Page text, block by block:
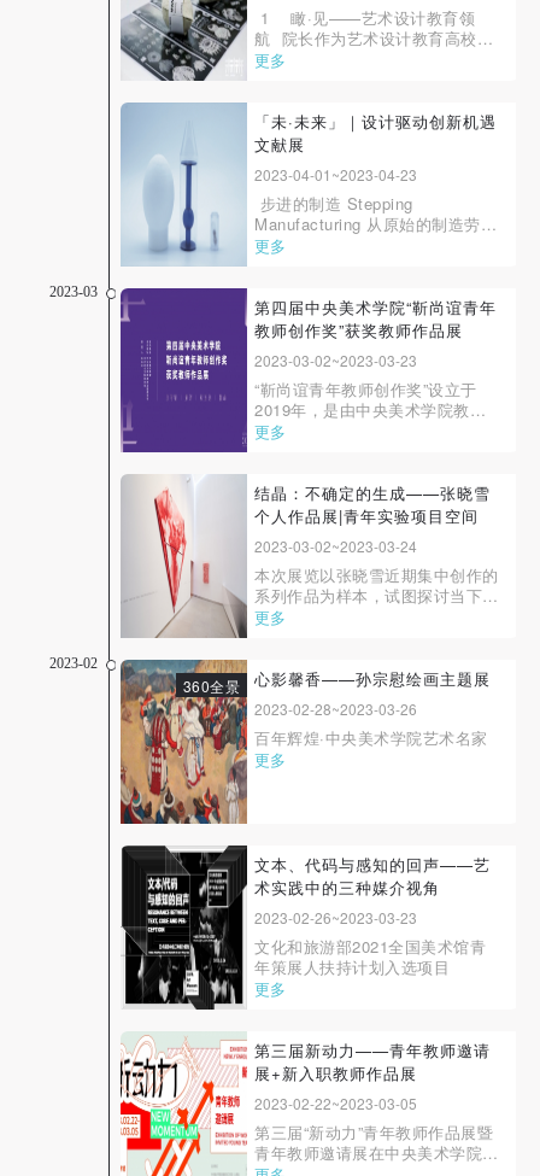
1 瞰·见——艺术设计教育领
航 院长作为艺术设计教育高校的
领航者，在世界之变、时代之变、
在启迪个体生命智慧、提高彼此心
智能量，实现更高维度的生命价值
等层面的探索...
更多
「未·未来」｜设计驱动创新机遇
文献展
2023-04-01~2023-04-23
步进的制造 Stepping
Manufacturing 从原始的制造劳动
到如今的制造业，制造连接着人的
构建物质环境成为了研究与解决问
题的一条关键路径。“步进的制
造”这一板块探索从当下制造到未
来制造的关键...
更多
2023-03
第四届中央美术学院“靳尚谊青年
教师创作奖”获奖教师作品展
2023-03-02~2023-03-23
“靳尚谊青年教师创作奖”设立于
2019年，是由中央美术学院教
授、原院长靳尚谊先生发起设立的
精品力作，促进青年教师专业能力
提升，助推学校一流师资队伍建
设。该奖项每年评选在艺术创作方
面具有突出表现的优...
更多
结晶：不确定的生成——张晓雪
个人作品展|青年实验项目空间
2023-03-02~2023-03-24
本次展览以张晓雪近期集中创作的
系列作品为样本，试图探讨当下艺
术创作中知觉图像在处理和生成过
单向建构，而是一种如德勒兹所言
客观经验、生活记忆、历史印记、
技术加工、...
更多
2023-02
360全景 心影馨香——孙宗慰绘画主题展
2023-02-28~2023-03-26
百年辉煌·中央美术学院艺术名家
更多
文本、代码与感知的回声——艺
术实践中的三种媒介视角
2023-02-26~2023-03-23
文化和旅游部2021全国美术馆青
年策展人扶持计划入选项目
更多
第三届新动力——青年教师邀请
展+新入职教师作品展
2023-02-22~2023-03-05
第三届“新动力”青年教师作品展暨
青年教师邀请展在中央美术学院美
快捷登录
手机号码
手机号码将作为您的登录账号
验证码
登录
可使用雅昌艺术网会员账户登录